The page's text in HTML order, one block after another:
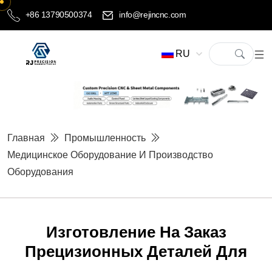
+86 13790500374 info@rejincnc.com
RU
Главная
Промышленность
Медицинское Оборудование И Производство
Оборудования
Изготовление На Заказ
Прецизионных Деталей Для